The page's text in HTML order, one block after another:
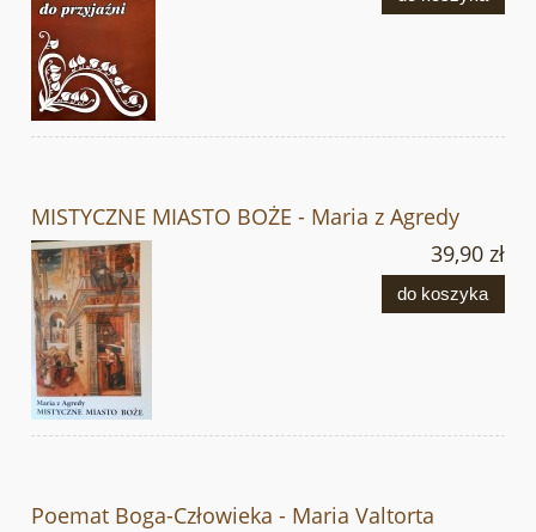
MISTYCZNE MIASTO BOŻE - Maria z Agredy
39,90 zł
do koszyka
Poemat Boga-Człowieka - Maria Valtorta